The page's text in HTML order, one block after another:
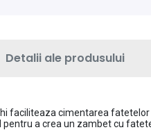
Detalii ale produsului
faciliteaza cimentarea
a crea un zambet cu